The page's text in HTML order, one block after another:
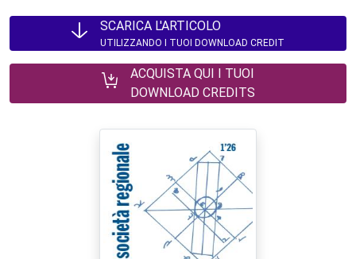
SCARICA L'ARTICOLO
UTILIZZANDO I TUOI DOWNLOAD CREDIT
ACQUISTA QUI I TUOI
DOWNLOAD CREDITS